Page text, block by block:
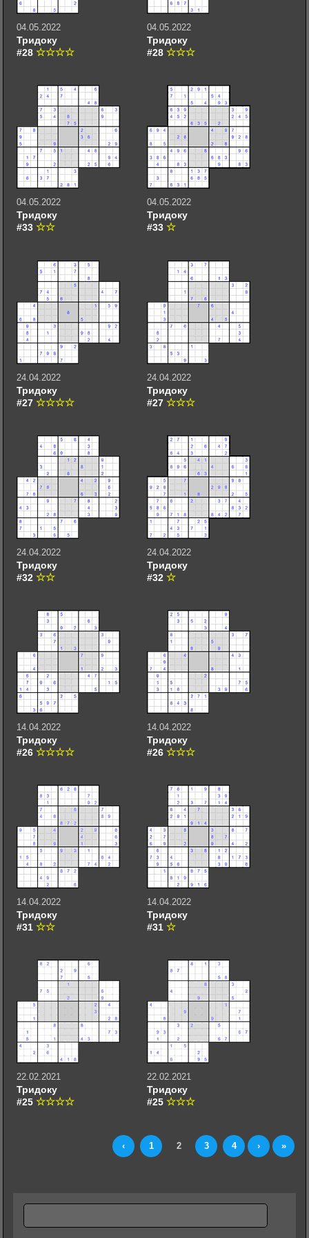
04.05.2022
Тридоку
#28
04.05.2022
Тридоку
#28
04.05.2022
Тридоку
#33
04.05.2022
Тридоку
#33
24.04.2022
Тридоку
#27
24.04.2022
Тридоку
#27
24.04.2022
Тридоку
#32
24.04.2022
Тридоку
#32
14.04.2022
Тридоку
#26
14.04.2022
Тридоку
#26
14.04.2022
Тридоку
#31
14.04.2022
Тридоку
#31
22.02.2021
Тридоку
#25
22.02.2021
Тридоку
#25
‹ 1 2 3 4 › »